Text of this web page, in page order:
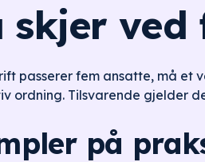
skjer ved
passerer fem ansatte, må et
ordning. Tilsvarende gjelder
på